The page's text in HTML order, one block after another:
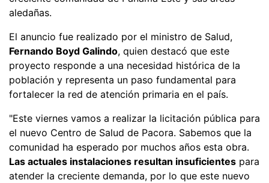
aledañas.
El anuncio fue realizado por el ministro de Salud,
Fernando Boyd Galindo, quien destacó que este
proyecto responde a una necesidad histórica de la
población y representa un paso fundamental para
fortalecer la red de atención primaria en el país.
"Este viernes vamos a realizar la licitación pública para
el nuevo Centro de Salud de Pacora. Sabemos que la
comunidad ha esperado por muchos años esta obra.
Las actuales instalaciones resultan insuficientes para
atender la creciente demanda, por lo que este nuevo